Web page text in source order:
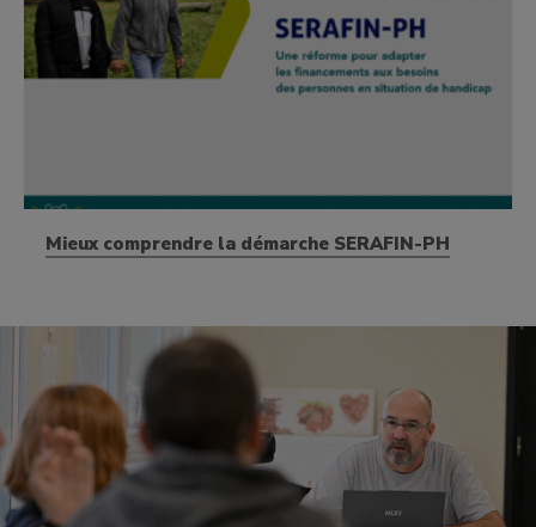
Mieux comprendre la démarche SERAFIN-PH